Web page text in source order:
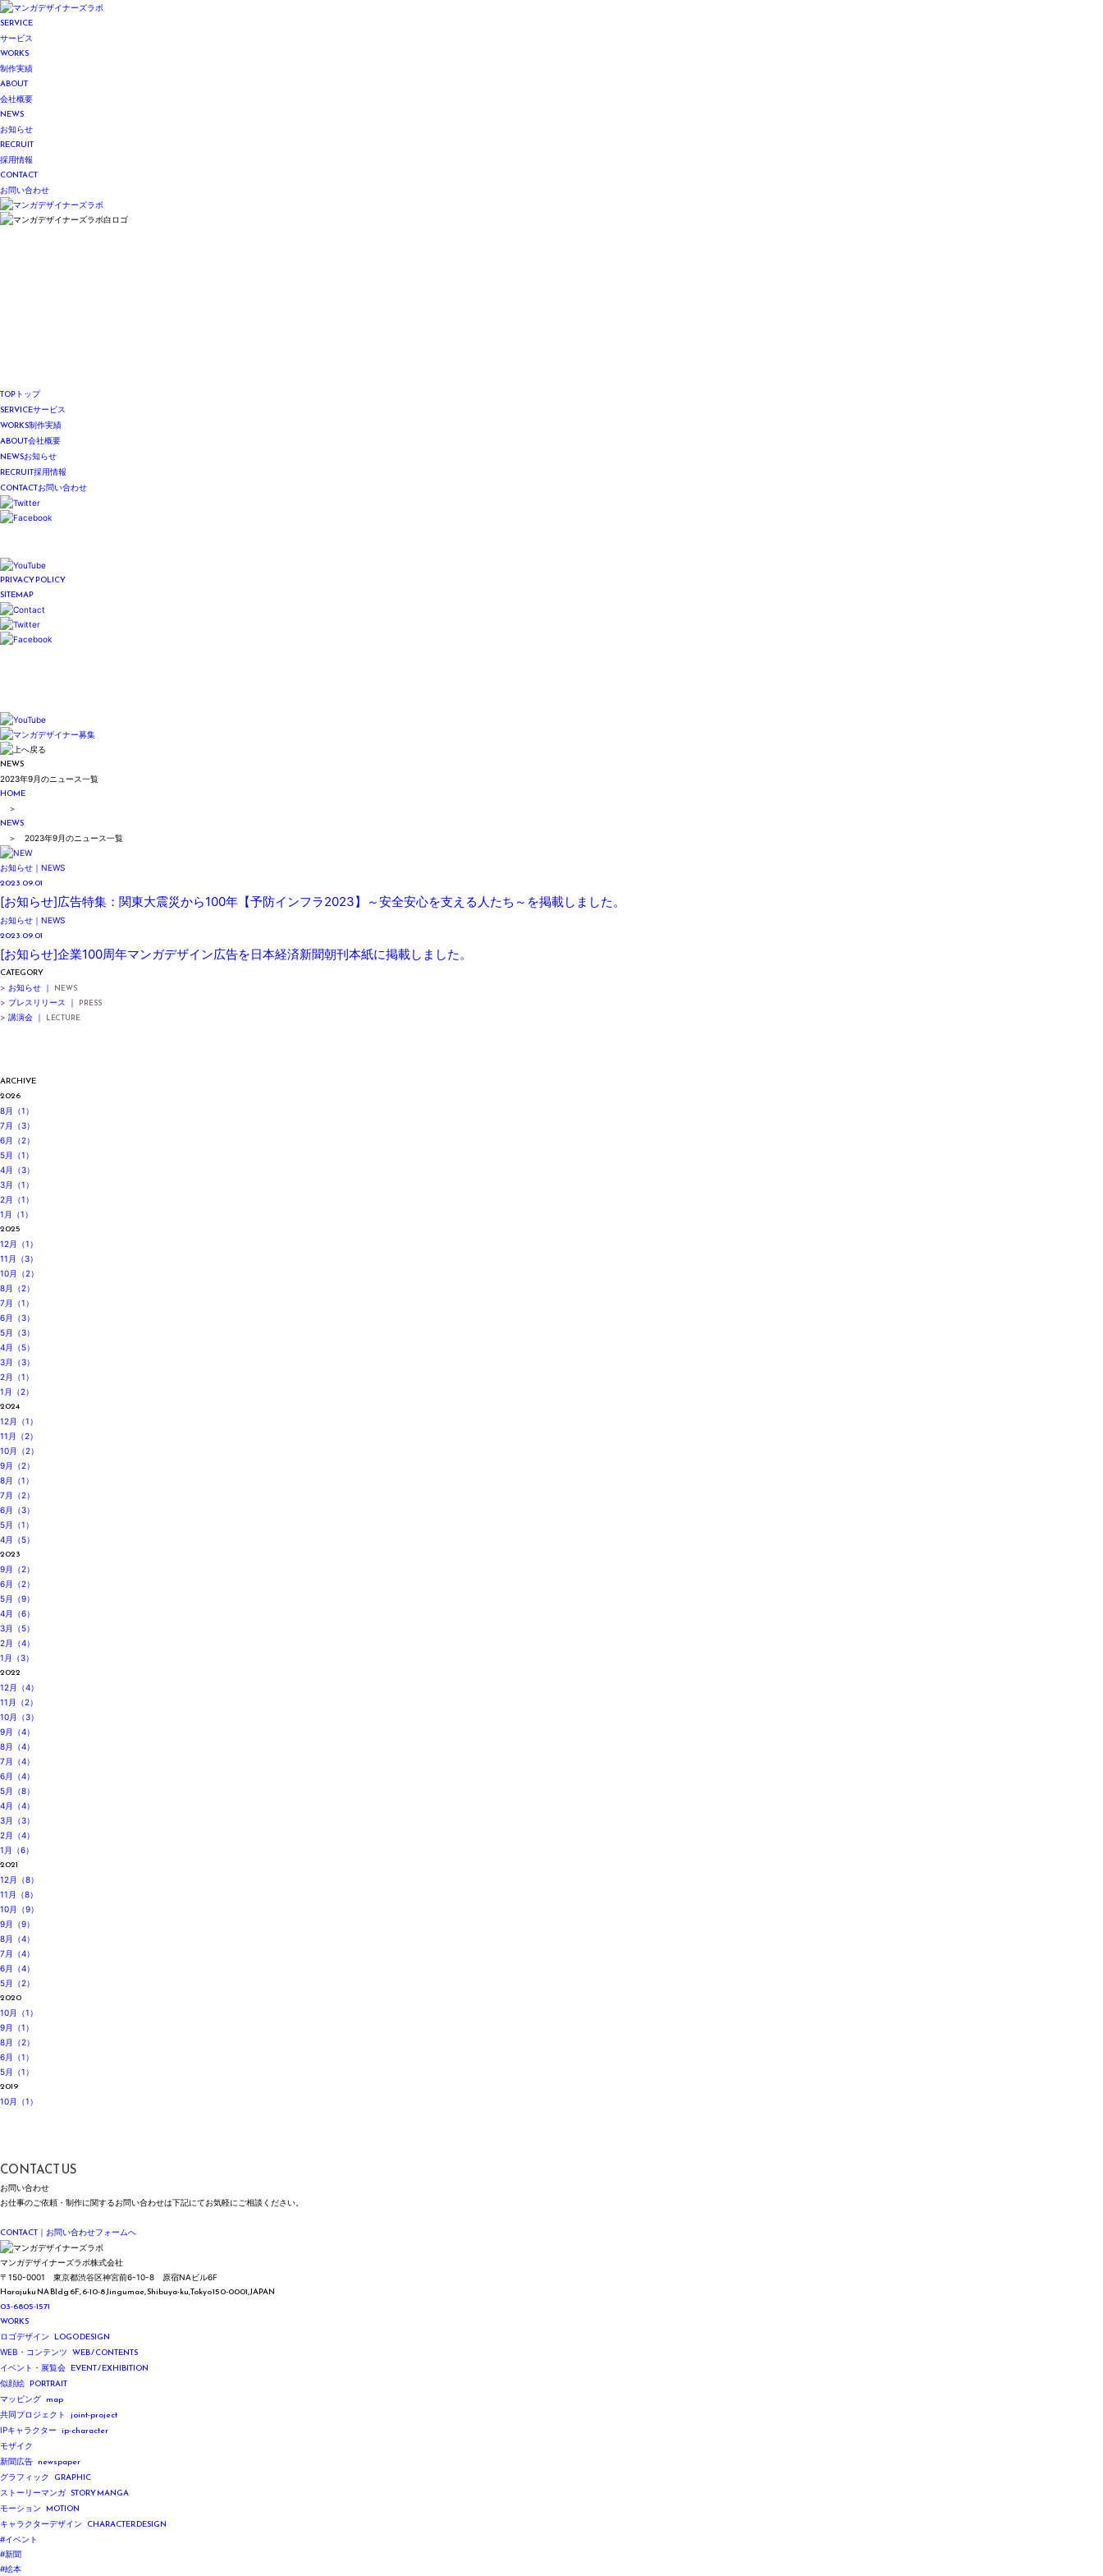
SERVICE
サービス
WORKS
制作実績
ABOUT
会社概要
NEWS
お知らせ
RECRUIT
採用情報
CONTACT
お問い合わせ
TOP トップ
SERVICEサービス
WORKS制作実績
ABOUT会社概要
NEWSお知らせ
RECRUIT採用情報
CONTACTお問い合わせ
PRIVACY POLICY
SITEMAP
NEWS
2023年9月のニュース一覧
HOME
＞
NEWS
＞ 2023年9月のニュース一覧
お知らせ｜NEWS
2023.09.01
[お知らせ]広告特集：関東大震災から100年【予防インフラ2023】～安全安心を支える人たち～を掲載しました。
お知らせ｜NEWS
2023.09.01
[お知らせ]企業100周年マンガデザイン広告を日本経済新聞朝刊本紙に掲載しました。
CATEGORY
> お知らせ ｜ NEWS
> プレスリリース ｜ PRESS
> 講演会 ｜ LECTURE
ARCHIVE
2026
8月（1）
7月（3）
6月（2）
5月（1）
4月（3）
3月（1）
2月（1）
1月（1）
2025
12月（1）
11月（3）
10月（2）
8月（2）
7月（1）
6月（3）
5月（3）
4月（5）
3月（3）
2月（1）
1月（2）
2024
12月（1）
11月（2）
10月（2）
9月（2）
8月（1）
7月（2）
6月（3）
5月（1）
4月（5）
2023
9月（2）
6月（2）
5月（9）
4月（6）
3月（5）
2月（4）
1月（3）
2022
12月（4）
11月（2）
10月（3）
9月（4）
8月（4）
7月（4）
6月（4）
5月（8）
4月（4）
3月（3）
2月（4）
1月（6）
2021
12月（8）
11月（8）
10月（9）
9月（9）
8月（4）
7月（4）
6月（4）
5月（2）
2020
10月（1）
9月（1）
8月（2）
6月（1）
5月（1）
2019
10月（1）
CONTACT US
お問い合わせ
お仕事のご依頼・制作に関するお問い合わせは下記にてお気軽にご相談ください。
CONTACT ｜お問い合わせフォームへ
マンガデザイナーズラボ株式会社
〒150-0001 東京都渋谷区神宮前6-10-8 原宿NAビル6F
Harajuku NA Bldg 6F, 6-10-8 Jingumae,Shibuya-ku,Tokyo 150-0001,JAPAN
03-6805-1571
WORKS
ロゴデザイン LOGO DESIGN
WEB・コンテンツ WEB / CONTENTS
イベント・展覧会 EVENT / EXHIBITION
似顔絵 PORTRAIT
マッピング map
共同プロジェクト joint-project
IPキャラクター ip-character
モザイク
新聞広告 newspaper
グラフィック GRAPHIC
ストーリーマンガ STORY MANGA
モーション MOTION
キャラクターデザイン CHARACTER DESIGN
#イベント
#新聞
#絵本